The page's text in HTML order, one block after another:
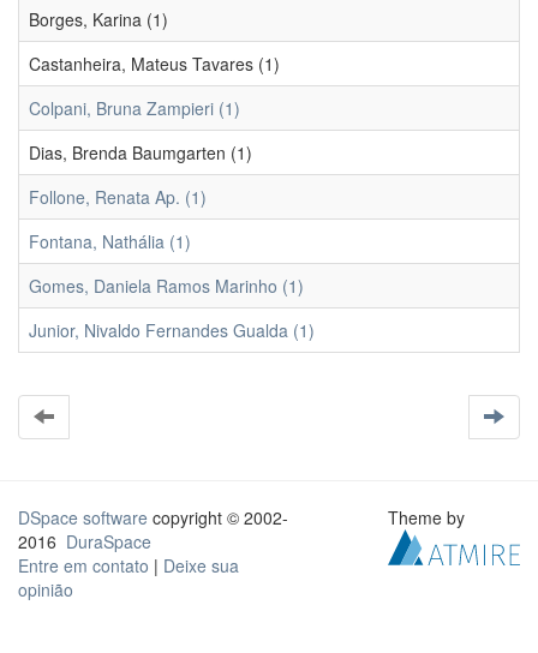
Borges, Karina (1)
Castanheira, Mateus Tavares (1)
Colpani, Bruna Zampieri (1)
Dias, Brenda Baumgarten (1)
Follone, Renata Ap. (1)
Fontana, Nathália (1)
Gomes, Daniela Ramos Marinho (1)
Junior, Nivaldo Fernandes Gualda (1)
DSpace software copyright © 2002-
2016 DuraSpace
Entre em contato | Deixe sua
opinião
Theme by